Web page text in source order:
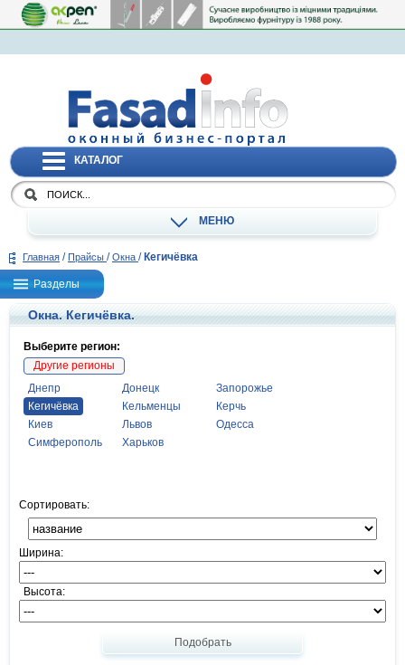
КАТАЛОГ
МЕНЮ
Главная / Прайсы / Окна / Кегичёвка
Разделы
Окна. Кегичёвка.
Выберите регион:
Другие регионы
Днепр
Донецк
Запорожье
Кегичёвка
Кельменцы
Керчь
Киев
Львов
Одесса
Симферополь
Харьков
Сортировать:
Ширина:
Высота:
Подобрать